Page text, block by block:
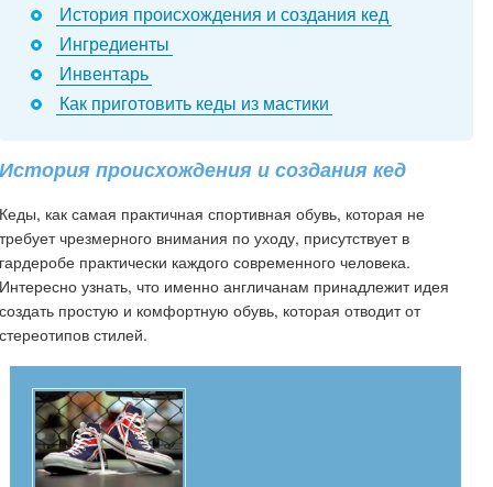
История происхождения и создания кед
Ингредиенты
Инвентарь
Как приготовить кеды из мастики
История происхождения и создания кед
Кеды, как самая практичная спортивная обувь, которая не
требует чрезмерного внимания по уходу, присутствует в
гардеробе практически каждого современного человека.
Интересно узнать, что именно англичанам принадлежит идея
создать простую и комфортную обувь, которая отводит от
стереотипов стилей.